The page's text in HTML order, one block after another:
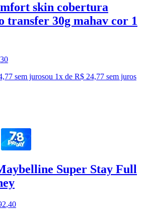
skin cobertura
transfer 30g mahav cor 1
30
sem jurosou 1x de R$ 24,77 sem juros
Super Stay Full
,40